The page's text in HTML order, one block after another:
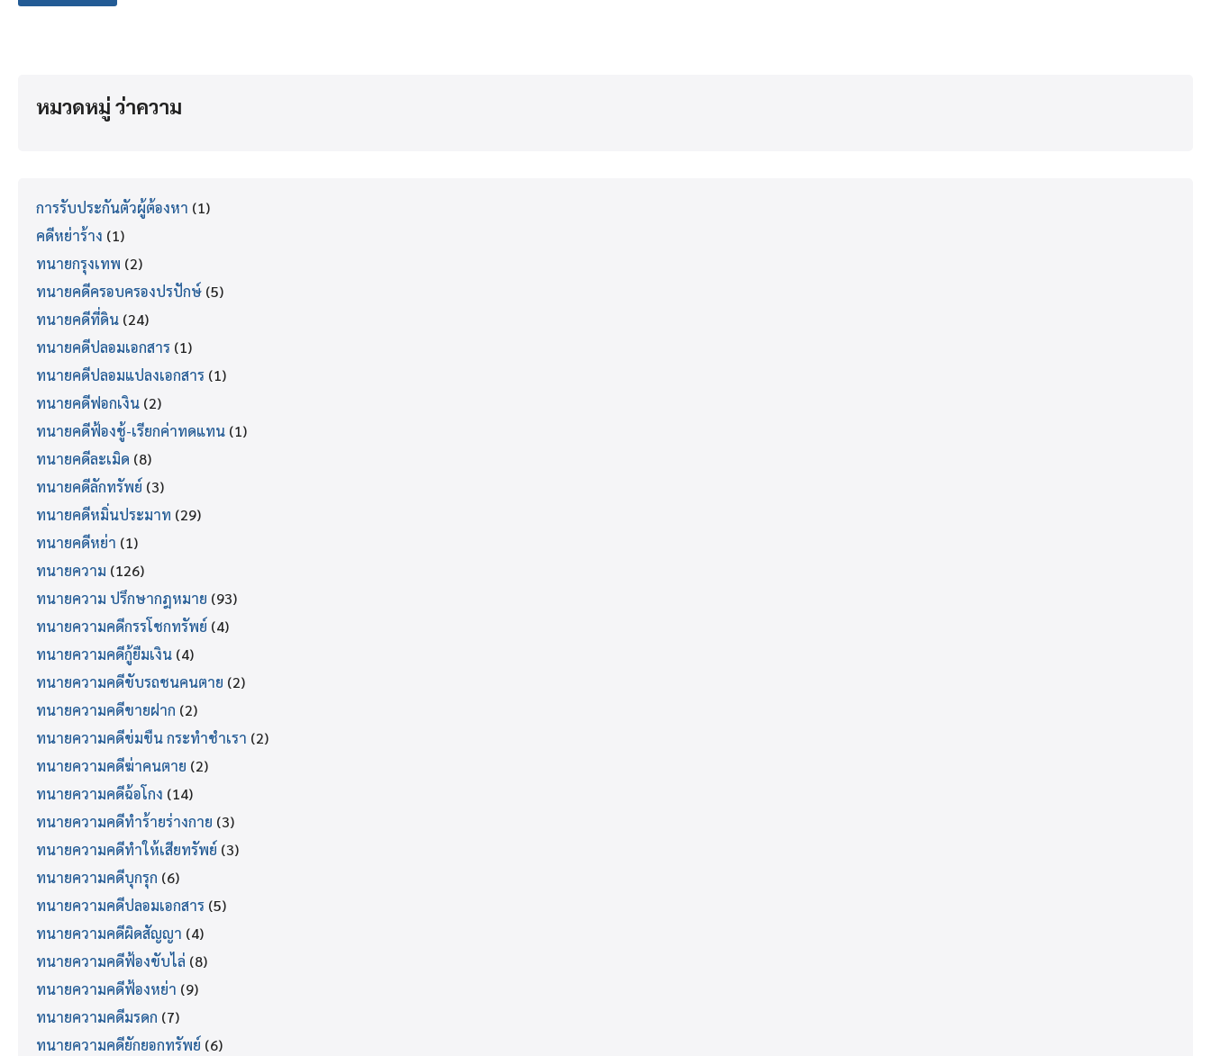
หมวดหมู่ ว่าความ
การรับประกันตัวผู้ต้องหา (1)
คดีหย่าร้าง (1)
ทนายกรุงเทพ (2)
ทนายคดีครอบครองปรปักษ์ (5)
ทนายคดีที่ดิน (24)
ทนายคดีปลอมเอกสาร (1)
ทนายคดีปลอมแปลงเอกสาร (1)
ทนายคดีฟอกเงิน (2)
ทนายคดีฟ้องชู้-เรียกค่าทดแทน (1)
ทนายคดีละเมิด (8)
ทนายคดีลักทรัพย์ (3)
ทนายคดีหมิ่นประมาท (29)
ทนายคดีหย่า (1)
ทนายความ (126)
ทนายความ ปรึกษากฎหมาย (93)
ทนายความคดีกรรโชกทรัพย์ (4)
ทนายความคดีกู้ยืมเงิน (4)
ทนายความคดีขับรถชนคนตาย (2)
ทนายความคดีขายฝาก (2)
ทนายความคดีข่มขืน กระทำชำเรา (2)
ทนายความคดีฆ่าคนตาย (2)
ทนายความคดีฉ้อโกง (14)
ทนายความคดีทำร้ายร่างกาย (3)
ทนายความคดีทำให้เสียทรัพย์ (3)
ทนายความคดีบุกรุก (6)
ทนายความคดีปลอมเอกสาร (5)
ทนายความคดีผิดสัญญา (4)
ทนายความคดีฟ้องขับไล่ (8)
ทนายความคดีฟ้องหย่า (9)
ทนายความคดีมรดก (7)
ทนายความคดียักยอกทรัพย์ (6)